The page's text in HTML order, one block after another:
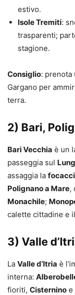
estivo.
Isole Tremiti:
trasparenti;
stagione.
Consiglio: prenota
Gargano per
terra.
2) Bari,
Bari Vecchia è un
passeggia sul
assaggia la
Polignano a Mare,
Monachile;
calette cittadine e
3) Valle
La Valle d’Itria è
interna:
fioriti, Cisternino e